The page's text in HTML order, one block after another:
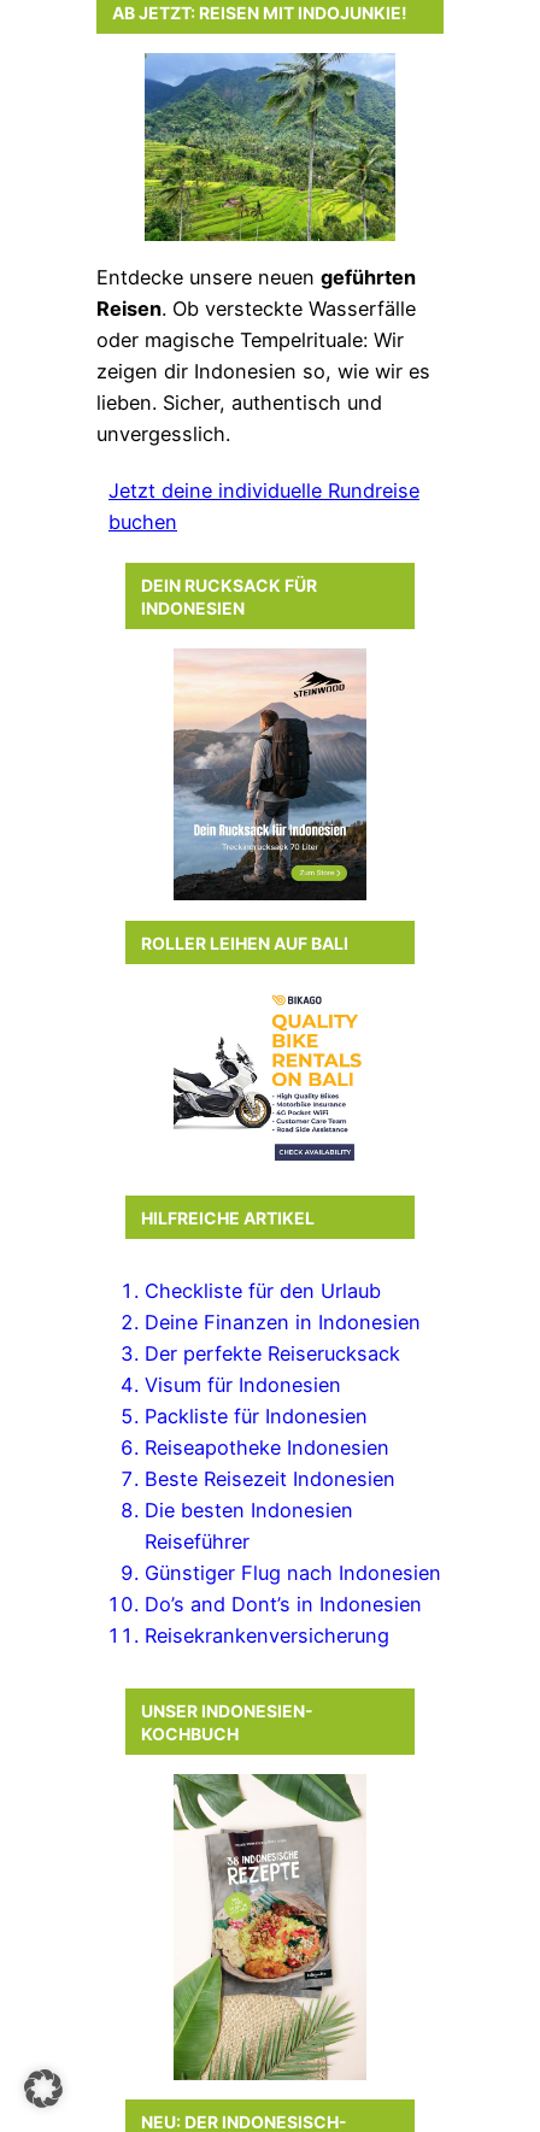
AB JETZT: REISEN MIT INDOJUNKIE!
Entdecke unsere neuen geführten
Reisen. Ob versteckte Wasserfälle
oder magische Tempelrituale: Wir
zeigen dir Indonesien so, wie wir es
lieben. Sicher, authentisch und
unvergesslich.
Jetzt deine individuelle Rundreise
buchen
DEIN RUCKSACK FÜR
INDONESIEN
ROLLER LEIHEN AUF BALI
HILFREICHE ARTIKEL
Checkliste für den Urlaub
Deine Finanzen in Indonesien
Der perfekte Reiserucksack
Visum für Indonesien
Packliste für Indonesien
Reiseapotheke Indonesien
Beste Reisezeit Indonesien
Die besten Indonesien
Reiseführer
Günstiger Flug nach Indonesien
Do’s and Dont’s in Indonesien
Reisekrankenversicherung
UNSER INDONESIEN-
KOCHBUCH
NEU: DER INDONESISCH-